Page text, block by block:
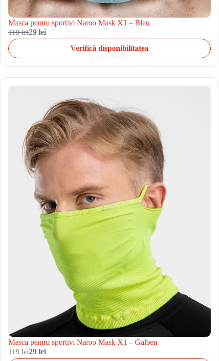
Masca pentru sportivi Naroo Mask X1 – Bleu
119 lei29 lei
Verifică disponibilitatea
Masca pentru sportivi Naroo Mask X1 – Galben
119 lei29 lei